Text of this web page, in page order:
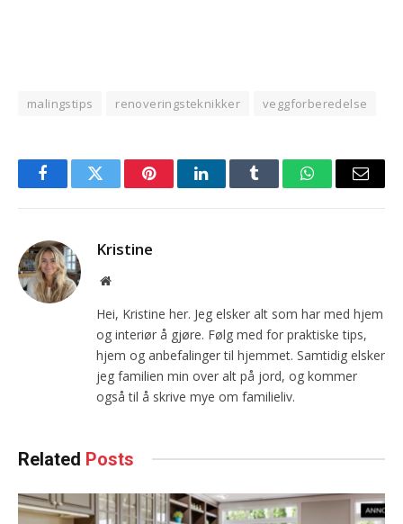
malingstips renoveringsteknikker veggforberedelse
FacebookTwitter PinterestLinkedInTumblr WhatsAppEmail
Kristine
Website
Hei, Kristine her. Jeg elsker alt som har med hjem
og interiør å gjøre. Følg med for praktiske tips,
hjem og anbefalinger til hjemmet. Samtidig elsker
jeg familien min over alt på jord, og kommer
også til å skrive mye om familieliv.
Related Posts